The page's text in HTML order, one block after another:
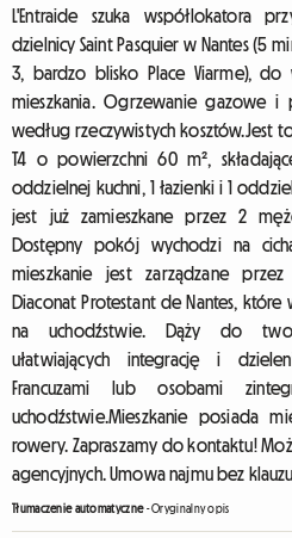
L'Entraide szuka współlokatora
dzielnicy Saint Pasquier w Nantes (5
3, bardzo blisko Place Viarme),
mieszkania. Ogrzewanie gazowe
według rzeczywistych kosztów.Jest
T4 o powierzchni 60 m²,
oddzielnej kuchni, 1 łazienki i 1
jest już zamieszkane przez 2
Dostępny pokój wychodzi na
mieszkanie jest zarządzane przez
Diaconat Protestant de Nantes,
na uchodźstwie. Dąży do
ułatwiających integrację i
Francuzami lub osobami
uchodźstwie.Mieszkanie posiada
rowery. Zapraszamy do kontaktu!
agencyjnych. Umowa najmu bez
Tłumaczenie automatyczne-Oryginalny opis